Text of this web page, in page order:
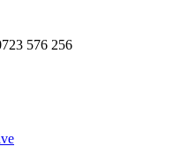
576 256